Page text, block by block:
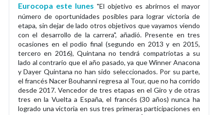
Eurocopa este lunes "El objetivo es abrirnos el mayor
número de oportunidades posibles para lograr victoria de
etapa, sin dejar de lado otros objetivos que vayamos viendo
con el desarrollo de la carrera", añadió. Presente en tres
ocasiones en el podio final (segundo en 2013 y en 2015,
tercero en 2016), Quintana no tendrá compatriotas a su
lado al contrario que el año pasado, ya que Winner Anacona
y Dayer Quintana no han sido seleccionados. Por su parte,
el francés Nacer Bouhanni regresa al Tour, que no ha corrido
desde 2017. Vencedor de tres etapas en el Giro y de otras
tres en la Vuelta a España, el francés (30 años) nunca ha
logrado una victoria en sus tres primeras participaciones en